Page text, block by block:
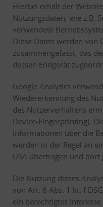
Hierbei erhält der
Nutzungsdaten, wie z.B.
verwendete
Diese Daten werden von
zusammengefasst, das
dessen Endgerät
Google Analytics
Wiedererkennung des
des Nutzerverhaltens
Device-Fingerprinting).
Informationen über die
werden in der Regel an
USA übertragen und dort
Die Nutzung dieses
von Art. 6 Abs. 1 lit. f
ein berechtigtes